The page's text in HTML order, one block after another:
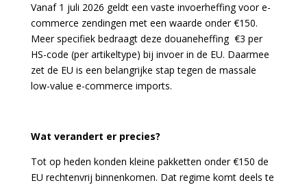
Vanaf 1 juli 2026 geldt een vaste invoerheffing voor e-
commerce zendingen met een waarde onder €150.
Meer specifiek bedraagt deze douaneheffing €3 per
HS-code (per artikeltype) bij invoer in de EU. Daarmee
zet de EU is een belangrijke stap tegen de massale
low-value e-commerce imports.
Wat verandert er precies?
Tot op heden konden kleine pakketten onder €150 de
EU rechtenvrij binnenkomen. Dat regime komt deels te